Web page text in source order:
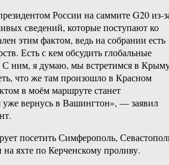
России на саммите G20 из-
сведений, которые поступают ко
этим фактом, ведь на собрании есть
Есть с кем обсудить глобальные
С ним, я думаю, мы встретимся в
что же там произошло в Красном
в моём маршруте станет
уже вернусь в Вашингтон», — заявил
посетить Симферополь,
яхте по Керченскому проливу.